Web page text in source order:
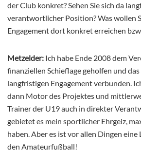
der Club konkret? Sehen Sie sich da
verantwortlicher Position? Was wollen
Engagement dort konkret erreichen
Metzelder: Ich habe Ende 2008 dem
finanziellen Schieflage geholfen und
langfristigen Engagement verbunden.
dann Motor des Projektes und
Trainer der U19 auch in direkter
gebietet es mein sportlicher Ehrgeiz,
haben. Aber es ist vor allen Dingen eine
den Amateurfußball!